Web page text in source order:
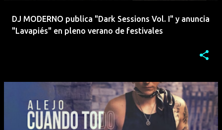
DJ MODERNO publica "Dark Sessions Vol. I" y anuncia
"Lavapiés" en pleno verano de festivales